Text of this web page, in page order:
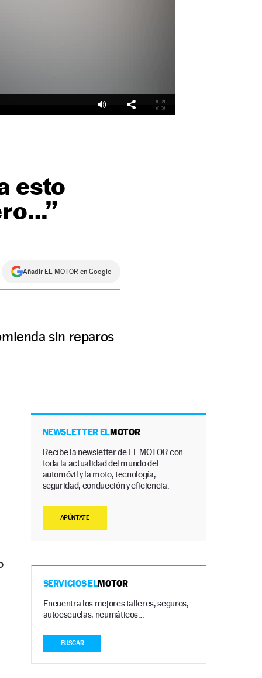
esto
Añadir EL MOTOR en Google
sin reparos
NEWSLETTER ELMOTOR
Recibe la newsletter de EL MOTOR con
toda la actualidad del mundo del
automóvil y la moto, tecnología,
seguridad, conducción y eficiencia.
APÚNTATE
SERVICIOS ELMOTOR
Encuentra los mejores talleres, seguros,
autoescuelas, neumáticos…
BUSCAR